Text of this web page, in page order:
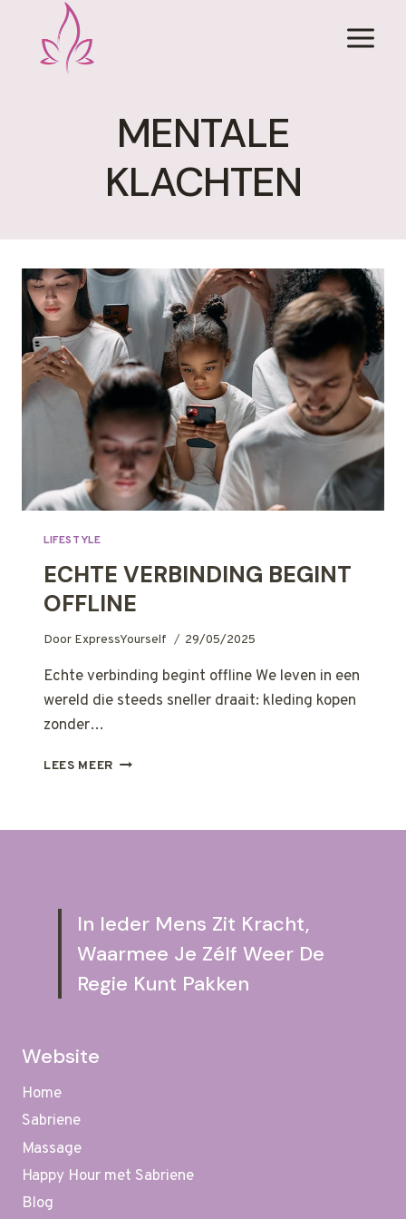
inhoud
MENTALE
KLACHTEN
LIFESTYLE
ECHTE VERBINDING BEGINT
OFFLINE
Door ExpressYourself 29/05/2025
Echte verbinding begint offline We leven in een
wereld die steeds sneller draait: kleding kopen
zonder…
LEES MEER ECHTE
In Ieder Mens Zit Kracht,
Waarmee Je Zélf Weer De
Regie Kunt Pakken
Website
Home
Sabriene
Massage
Happy Hour met Sabriene
Blog